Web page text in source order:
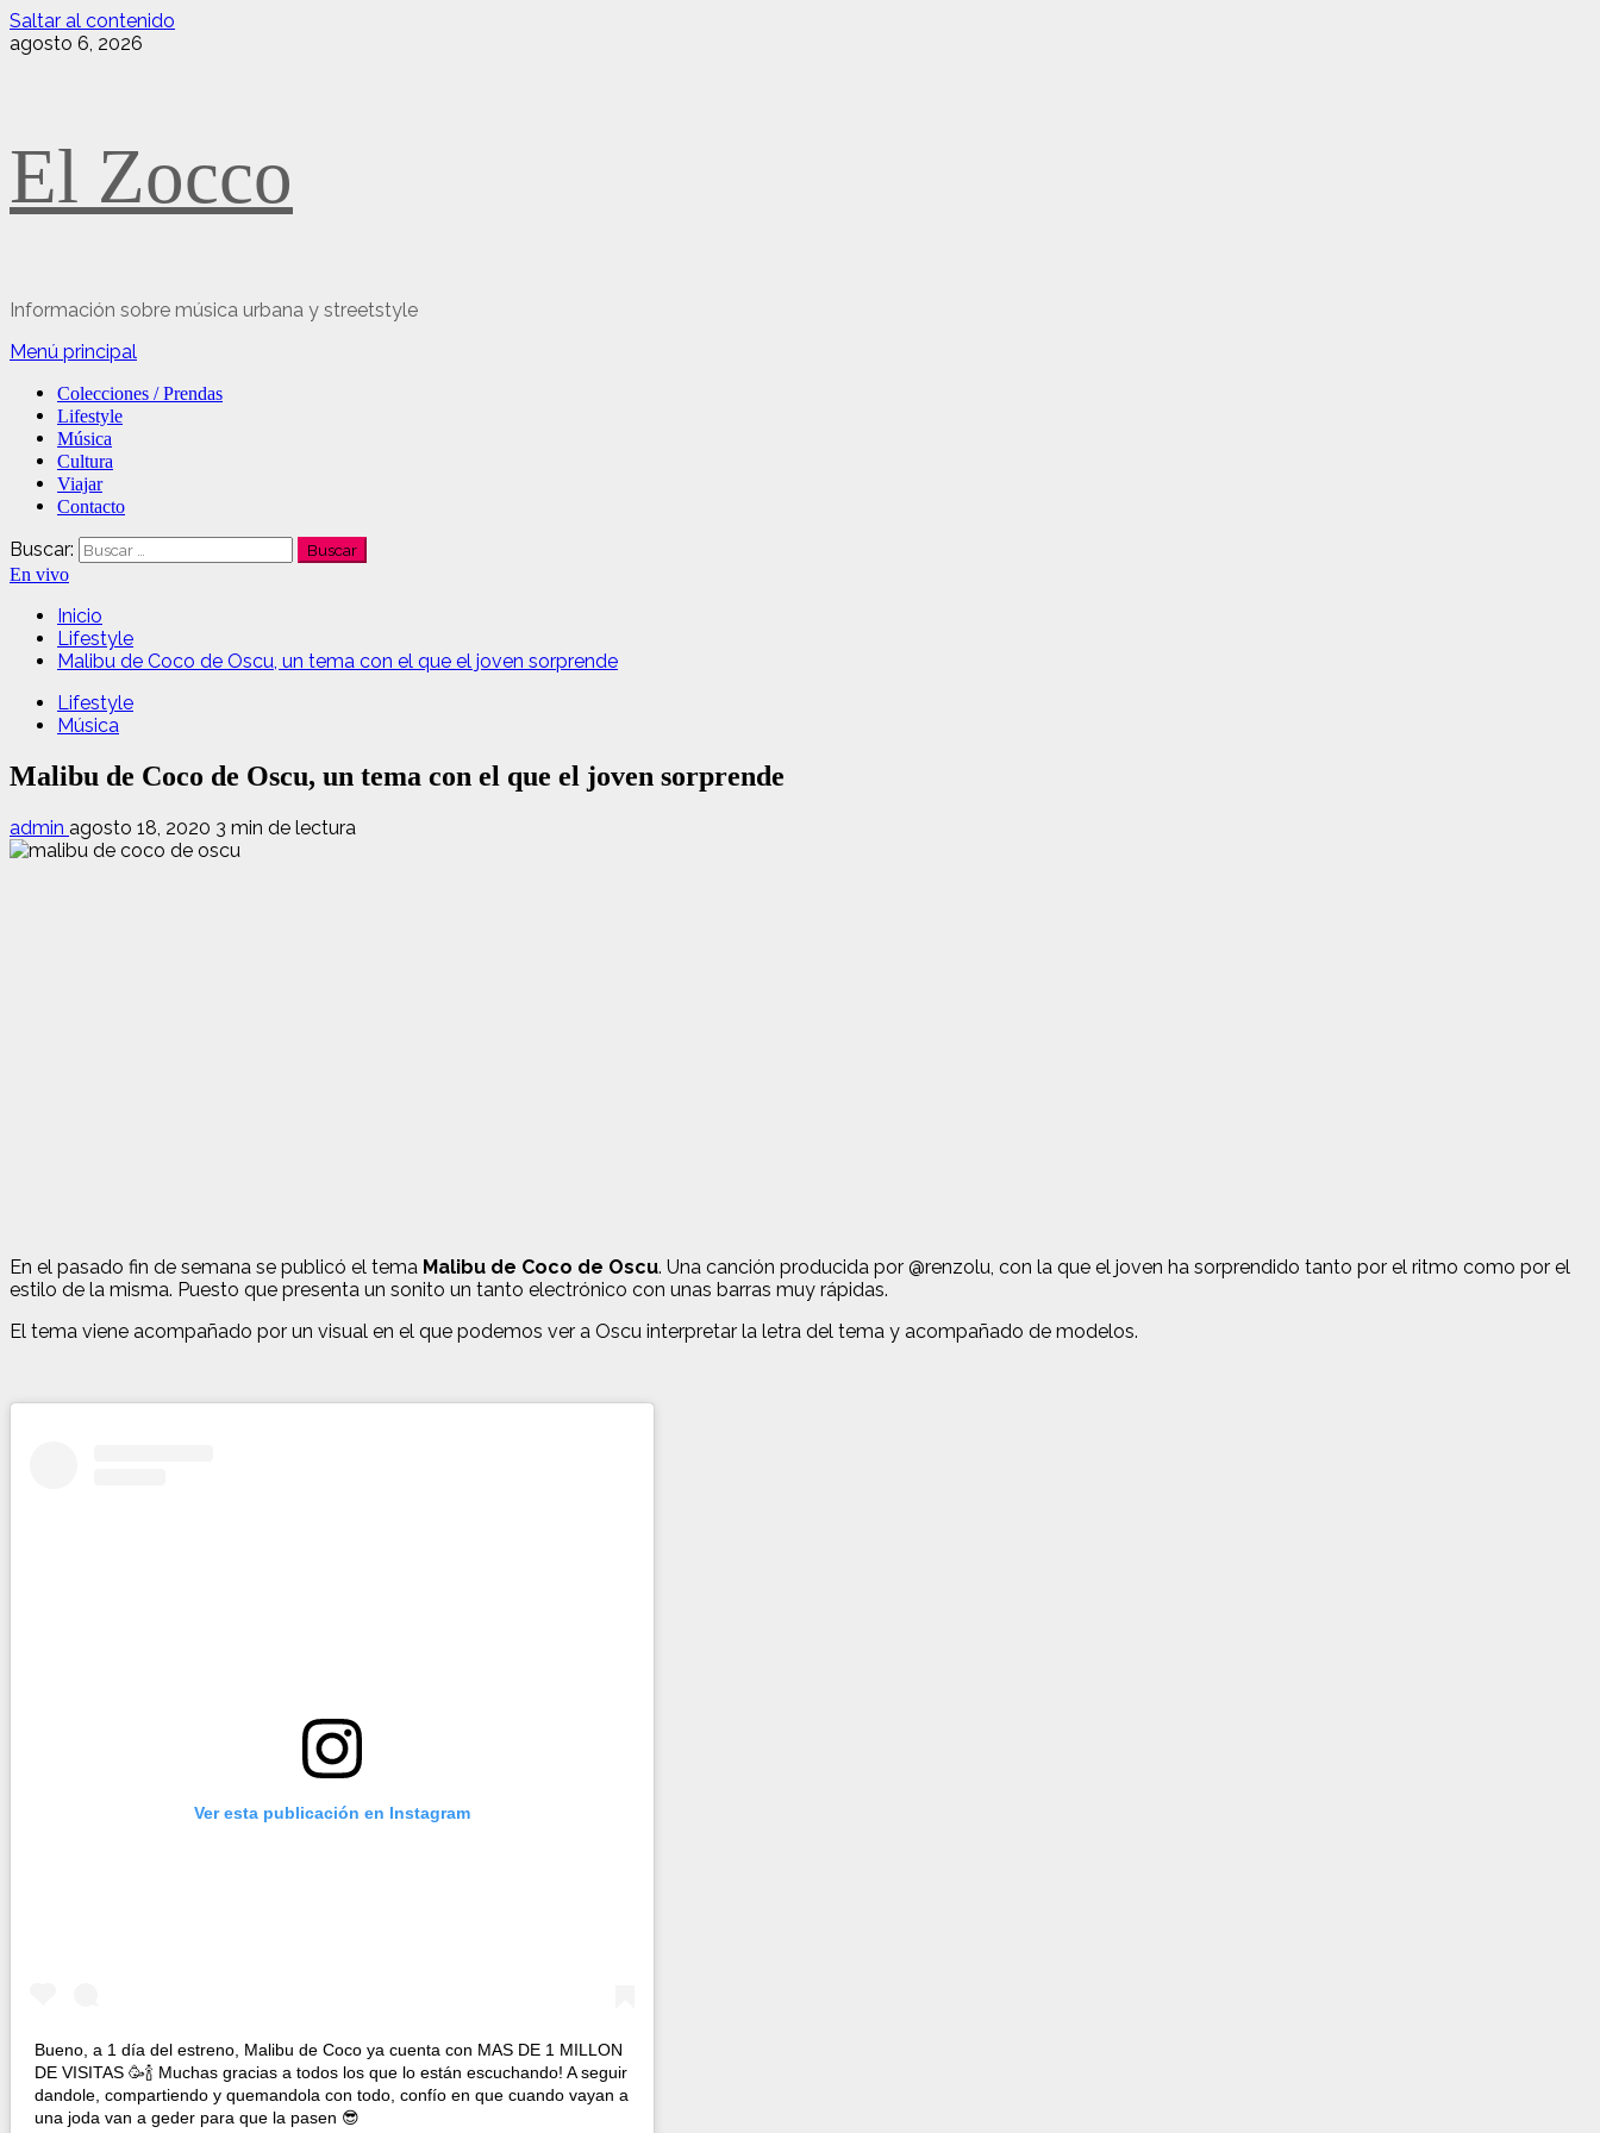
Saltar al contenido
agosto 6, 2026
El Zocco
Información sobre música urbana y streetstyle
Menú principal
Colecciones / Prendas
Lifestyle
Música
Cultura
Viajar
Contacto
Buscar:
En vivo
Inicio
Lifestyle
Malibu de Coco de Oscu, un tema con el que el joven sorprende
Lifestyle
Música
Malibu de Coco de Oscu, un tema con el que el joven sorprende
admin agosto 18, 2020 3 min de lectura
En el pasado fin de semana se publicó el tema Malibu de Coco de Oscu. Una canción producida por @renzolu, con la que el joven ha sorprendido tanto por el ritmo como por el
estilo de la misma. Puesto que presenta un sonito un tanto electrónico con unas barras muy rápidas.
El tema viene acompañado por un visual en el que podemos ver a Oscu interpretar la letra del tema y acompañado de modelos.
Ver esta publicación en Instagram
Bueno, a 1 día del estreno, Malibu de Coco ya cuenta con MAS DE 1 MILLON
DE VISITAS 🥳🍾 Muchas gracias a todos los que lo están escuchando! A seguir
dandole, compartiendo y quemandola con todo, confío en que cuando vayan a
una joda van a geder para que la pasen 😎